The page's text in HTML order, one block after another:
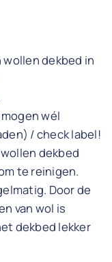
dekbed in
wél
/ check label!
dekbed
te reinigen.
Door de
van wol is
dekbed lekker